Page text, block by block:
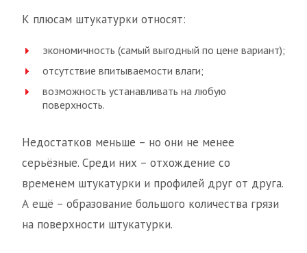
К плюсам штукатурки относят:
экономичность (самый выгодный по цене вариант);
отсутствие впитываемости влаги;
возможность устанавливать на любую
поверхность.
Недостатков меньше – но они не менее
серьёзные. Среди них – отхождение со
временем штукатурки и профилей друг от друга.
А ещё – образование большого количества грязи
на поверхности штукатурки.